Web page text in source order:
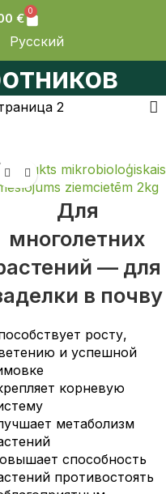
€
0
Русский
2
Для
многолетних
— для
в почву
росту,
и успешной
корневую
метаболизм
способность
противостоять